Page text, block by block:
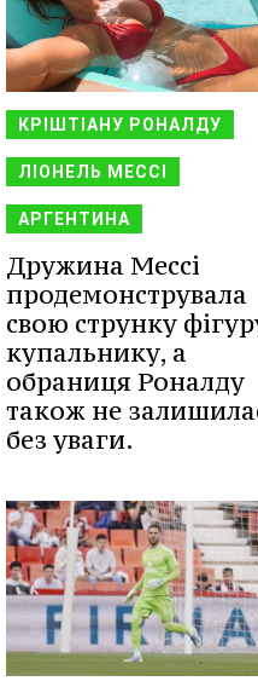
КРІШТІАНУ РОНАЛДУ
ЛІОНЕЛЬ МЕССІ
АРГЕНТИНА
Дружина Мессі
продемонструвала
свою струнку
купальнику, а
обраниця Роналду
також не
без уваги.